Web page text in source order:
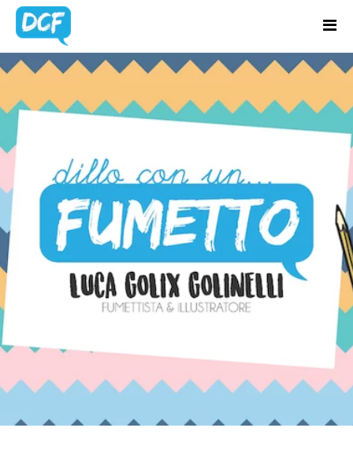
Home
Chi Sono
Lavora con me
Portfolio
Blog
Contatti
CATEGORIA:
CORSI DI